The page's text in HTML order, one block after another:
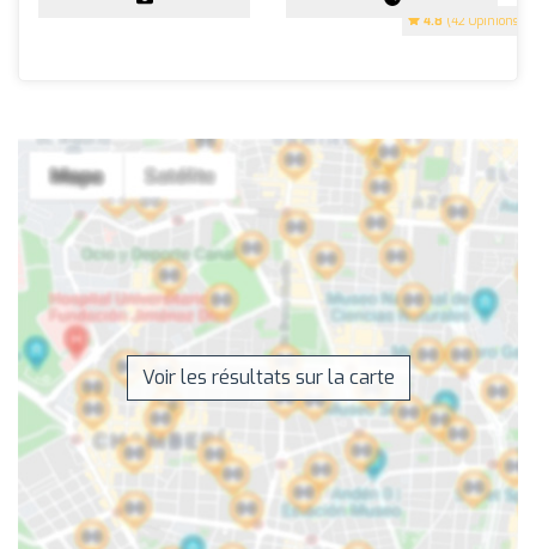
4.8 (42 Opinions)
Voir les résultats sur la carte